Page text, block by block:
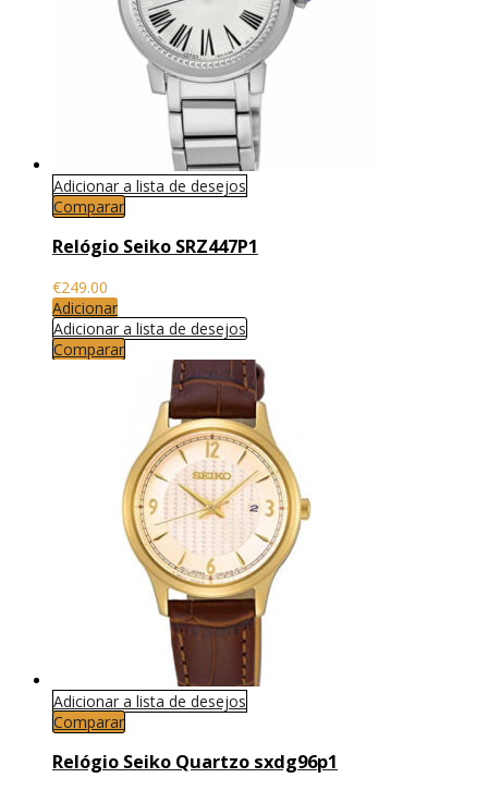
Adicionar a lista de desejos
Comparar
Relógio Seiko SRZ447P1
€249.00
Adicionar
Adicionar a lista de desejos
Comparar
Adicionar a lista de desejos
Comparar
Relógio Seiko Quartzo sxdg96p1